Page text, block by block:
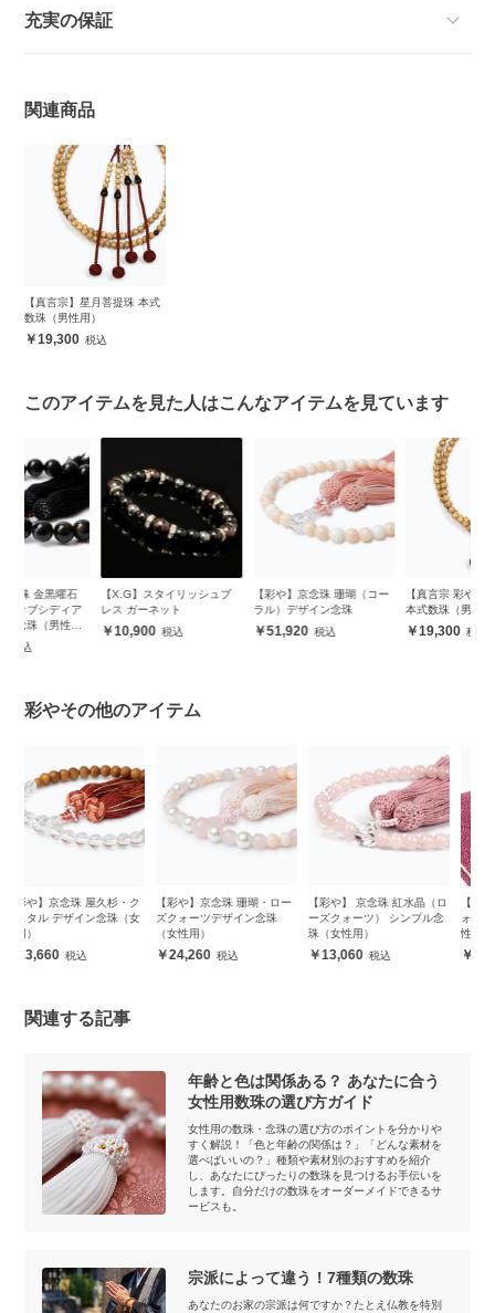
充実の保証
関連商品
【真言宗】星月菩提珠 本式
数珠（男性用）
19,300
このアイテムを見た人はこんなアイテムを見ています
【X.G】スタイリッシュブ
レス ガーネット
10,900
【彩や】京念珠 珊瑚（コー
ラル）デザイン念珠
【真言宗 彩や】星月菩提珠
本式数珠（男性用）
彩やその他のアイテム
【彩や】京念珠 珊瑚・ロー
ズクォーツデザイン念珠
（女性用）
24,260
【彩や】 京念珠 紅水晶（ロ
ーズクォーツ） シンプル念
珠（女性用）
13,060
【彩や】紅水晶（ローズク
ォーツ） シンプル念珠（女
性用）【選べる念珠袋付
き】2,900
関連する記事
年齢と色は関係ある？ あなたに合う
女性用数珠の選び方ガイド
女性用の数珠・念珠の選び方のポイントを分かりや
すく解説！「色と年齢の関係は？」「どんな素材を
選べばいいの？」種類や素材別のおすすめを紹介
し、あなたにぴったりの数珠を見つけるお手伝いを
します。自分だけの数珠をオーダーメイドできるサ
ービスも。
宗派によって違う！7種類の数珠
あなたのお家の宗派は何ですか？たとえ仏教を特別